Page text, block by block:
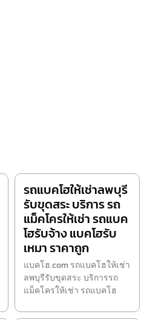
รถแบคโฮให้เช่าลพบุรี
รับขุดสระ บริการ รถ
แม็คโครให้เช่า รถแบค
โฮรับจ้าง แบคโฮรับ
เหมา ราคาถูก
แบคโฮ.com รถแบคโฮให้เช่า
ลพบุรีรับขุดสระ บริการรถ
แม็คโครให้เช่า รถแบคโฮ